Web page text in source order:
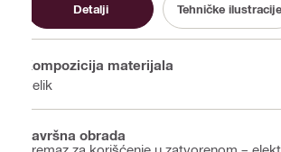
Detalji Tehničke ilustracije
Kompozicija materijala
Čelik
Završna obrada